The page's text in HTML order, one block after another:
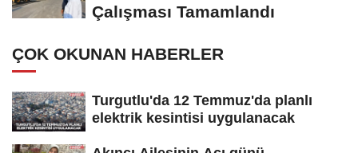
Çalışması Tamamlandı
ÇOK OKUNAN HABERLER
Turgutlu'da 12 Temmuz'da planlı
elektrik kesintisi uygulanacak